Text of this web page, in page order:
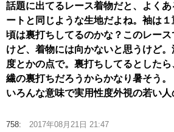
話題に出てるレース着物だと、よく
ートと同じような生地だよね。袖は
頃は裏打ちしてるのかな？このレー
けど、着物には向かないと思うけど
度とかの点で。裏打ちしてるとした
繊の裏打ちだろうからかなり暑そう。
いろんな意味で実用性度外視の若い人
758: 2017年08月21日 21:47